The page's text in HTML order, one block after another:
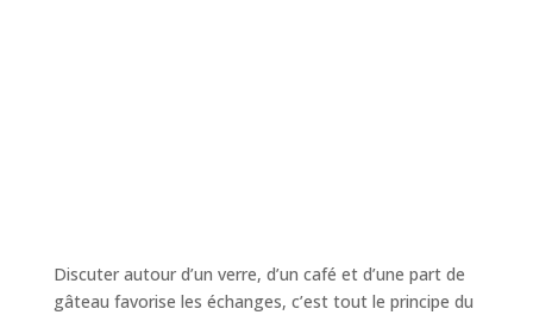
Discuter autour d’un verre, d’un café et d’une part de
gâteau favorise les échanges, c’est tout le principe du